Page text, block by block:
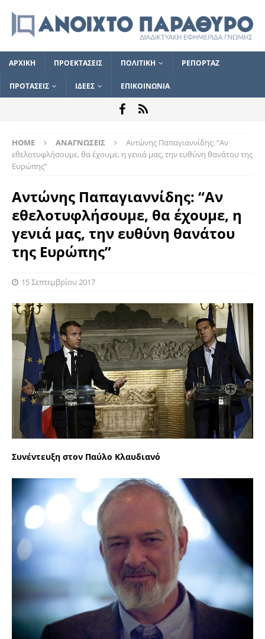
ΑΡΧΙΚΗ ΠΡΟΕΚΤΑΣΕΙΣ ΠΟΛΙΤΙΚΗ ΡΕΠΟΡΤΑΖ
ΠΡΟΤΑΣΕΙΣ ΙΔΕΕΣ ΕΠΙΚΟΙΝΩΝΙΑ
HOME ΑΝΑΓΝΩΣΕΙΣ
Αντώνης Παπαγιαννίδης: “Αν
εθελοτυφλήσουμε, θα έχουμε, η γενιά μας, την ευθύνη θανάτου της
Ευρώπης”
Αντώνης Παπαγιαννίδης: “Αν
εθελοτυφλήσουμε, θα έχουμε, η
γενιά μας, την ευθύνη θανάτου
της Ευρώπης”
15 Σεπτεμβρίου 2017
Συνέντευξη στον Παύλο Κλαυδιανό